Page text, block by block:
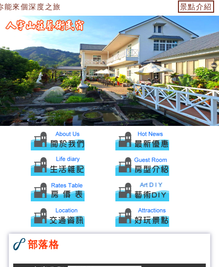
之旅 景點介紹
部落格